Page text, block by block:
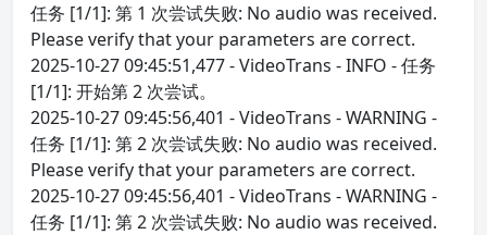
任务 [1/1]: 第 1 次尝试失败: No audio was received.
Please verify that your parameters are correct.
2025-10-27 09:45:51,477 - VideoTrans - INFO - 任务
[1/1]: 开始第 2 次尝试。
2025-10-27 09:45:56,401 - VideoTrans - WARNING -
任务 [1/1]: 第 2 次尝试失败: No audio was received.
Please verify that your parameters are correct.
2025-10-27 09:45:56,401 - VideoTrans - WARNING -
任务 [1/1]: 第 2 次尝试失败: No audio was received.